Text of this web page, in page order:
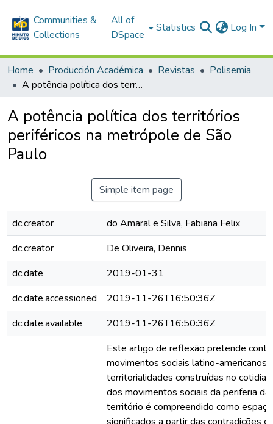
Communities &
Collections
All of
DSpace
Statistics Log In
Home Producción Académica Revistas
Polisemia
A potência política dos territórios periféricos na metrópole de São Paulo
A potência política dos territórios
periféricos na metrópole de São
Paulo
Simple item page
dc.creator
do Amaral e Silva, Fabiana Felix
dc.creator
De Oliveira, Dennis
dc.date
2019-01-31
dc.date.accessioned
2019-11-26T16:50:36Z
dc.date.available
2019-11-26T16:50:36Z
Este artigo de reflexão pretende
movimentos sociais latino-americanos,
territorialidades construídas no
dos movimentos sociais da periferia
território é compreendido como